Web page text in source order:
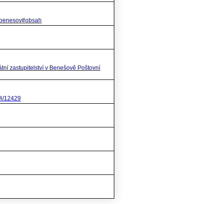
zastupitelství v Benešově Poštovní
i/12429